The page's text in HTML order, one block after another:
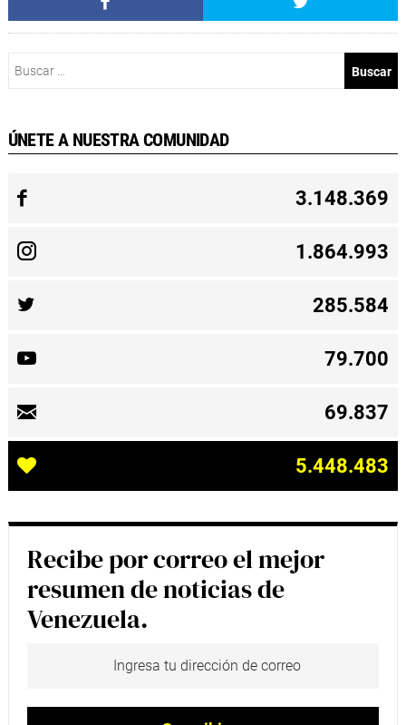
ÚNETE A NUESTRA COMUNIDAD
3.148.369
1.864.993
285.584
79.700
69.837
5.448.483
Recibe por correo el mejor
resumen de noticias de
Venezuela.